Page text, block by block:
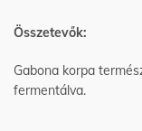
Összetevők:
Gabona korpa
fermentálva.